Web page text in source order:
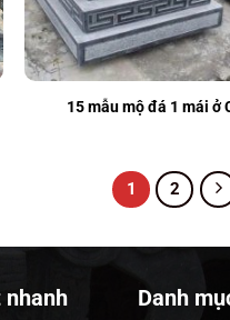
15 mẫu mộ đá 1 mái ở
1 2
nhanh Danh